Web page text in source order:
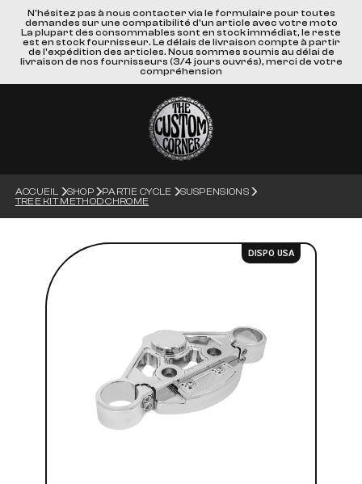
N'hésitez pas à nous contacter via le formulaire pour toutes
demandes sur une compatibilité d'un article avec votre moto
La plupart des consommables sont en stock immédiat, le reste
est en stock fournisseur. Le délais de livraison compte à partir
de l'expédition des articles. Nous sommes soumis au délai de
livraison de nos fournisseurs (3/4 jours ouvrés), merci de votre
compréhension
ACCUEIL SHOP PARTIE CYCLE
SUSPENSIONS
TREE KIT METHOD CHROME
DISPO USA